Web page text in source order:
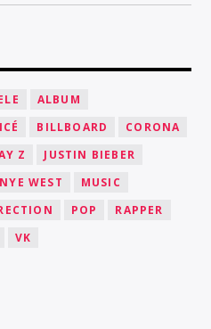
ALBUM
BILLBOARD
CORONA
Z
JUSTIN BIEBER
WEST
MUSIC
POP
RAPPER
VK